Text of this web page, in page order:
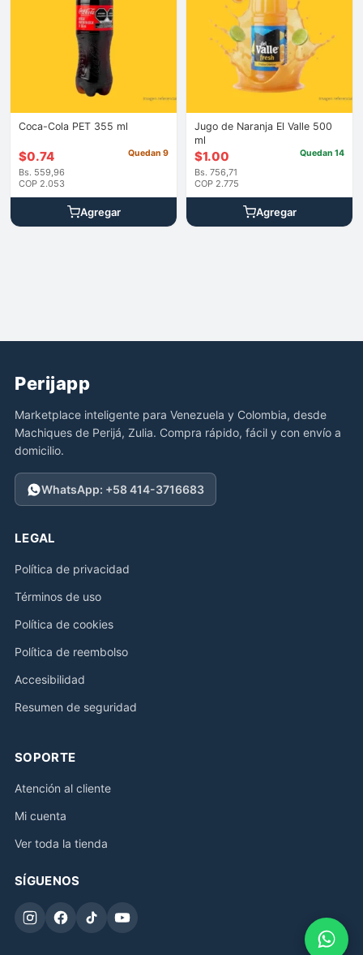
Coca-Cola PET 355 ml
$0.74
Bs. 559,96
COP 2.053
Quedan 9
Agregar
Jugo de Naranja El Valle 500
ml
$1.00
Bs. 756,71
COP 2.775
Quedan 14
Agregar
Perijapp
Marketplace inteligente para Venezuela y Colombia, desde
Machiques de Perijá, Zulia. Compra rápido, fácil y con envío a
domicilio.
WhatsApp: +58 414-3716683
LEGAL
Política de privacidad
Términos de uso
Política de cookies
Política de reembolso
Accesibilidad
Resumen de seguridad
SOPORTE
Atención al cliente
Mi cuenta
Ver toda la tienda
SÍGUENOS